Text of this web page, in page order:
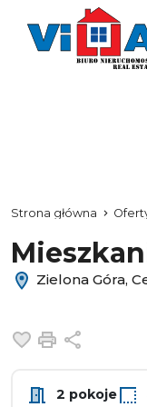
Strona główna
Zielona Góra,
Dodaj do
Drukuj
2 pokoje